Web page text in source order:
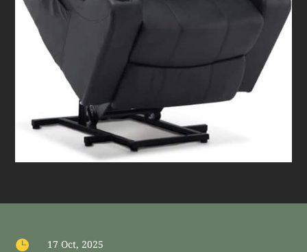
 17 Oct, 2025